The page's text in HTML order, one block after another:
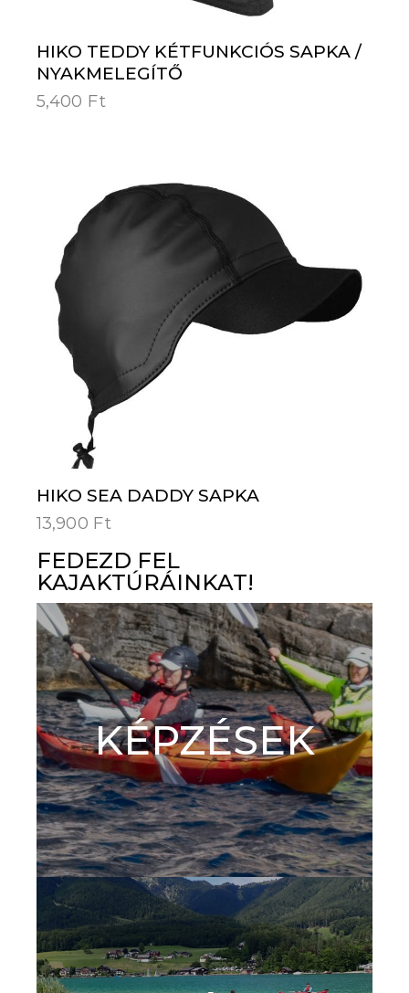
HIKO TEDDY KÉTFUNKCIÓS SAPKA /
NYAKMELEGÍTŐ
5,400 Ft
HIKO SEA DADDY SAPKA
13,900 Ft
FEDEZD FEL
KAJAKTÚRÁINKAT!
KÉPZÉSEK